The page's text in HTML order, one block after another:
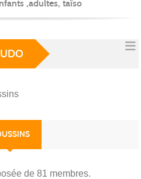
-
,adultes, taïso
de 81 membres.